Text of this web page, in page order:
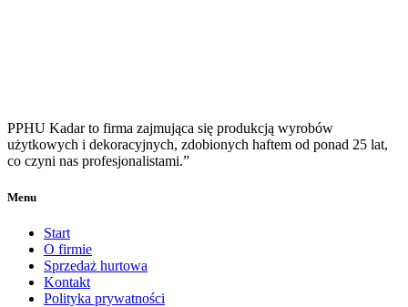
PPHU Kadar to firma zajmująca się produkcją wyrobów
użytkowych i dekoracyjnych, zdobionych haftem od ponad 25 lat,
co czyni nas profesjonalistami.”
Menu
Start
O firmie
Sprzedaż hurtowa
Kontakt
Polityka prywatności